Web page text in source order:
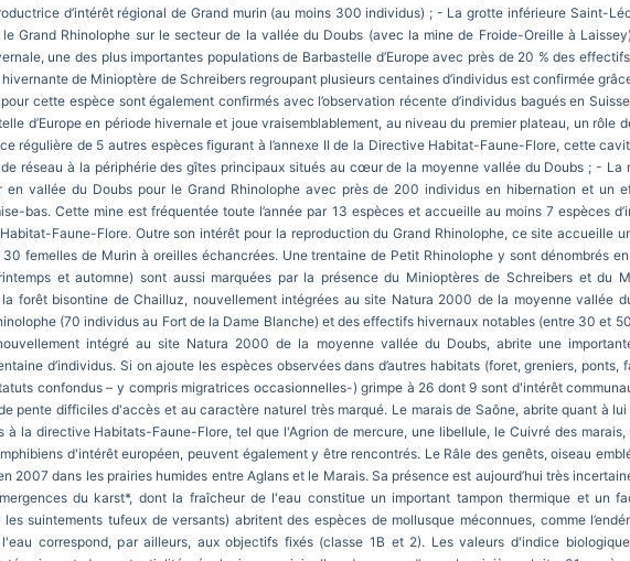
d’intérêt régional de Grand murin (au moins 300 individus) ; - La grotte inférieure Saint-
le Grand Rhinolophe sur le secteur de la vallée du Doubs (avec la mine de Froide-Oreille à
une des plus importantes populations de Barbastelle d’Europe avec près de 20 % des
hivernante de Minioptère de Schreibers regroupant plusieurs centaines d’individus est confirmée
cette espèce sont également confirmés avec l’observation récente d’individus bagués en
d’Europe en période hivernale et joue vraisemblablement, au niveau du premier plateau, un rôle
régulière de 5 autres espèces figurant à l’annexe II de la Directive Habitat-Faune-Flore, cette
de réseau à la périphérie des gîtes principaux situés au cœur de la moyenne vallée du Doubs ; - La
en vallée du Doubs pour le Grand Rhinolophe avec près de 200 individus en hibernation et un
bas. Cette mine est fréquentée toute l’année par 13 espèces et accueille au moins 7 espèces
Faune-Flore. Outre son intérêt pour la reproduction du Grand Rhinolophe, ce site accueille
femelles de Murin à oreilles échancrées. Une trentaine de Petit Rhinolophe y sont dénombrés
et automne) sont aussi marquées par la présence du Minioptères de Schreibers et du
forêt bisontine de Chailluz, nouvellement intégrées au site Natura 2000 de la moyenne vallée
(70 individus au Fort de la Dame Blanche) et des effectifs hivernaux notables (entre 30 et
intégré au site Natura 2000 de la moyenne vallée du Doubs, abrite une
d’individus. Si on ajoute les espèces observées dans d’autres habitats (foret, greniers, ponts,
confondus – y compris migratrices occasionnelles-) grimpe à 26 dont 9 sont d'intérêt
pente difficiles d'accès et au caractère naturel très marqué. Le marais de Saône, abrite quant à
à la directive Habitats-Faune-Flore, tel que l'Agrion de mercure, une libellule, le Cuivré des
d'intérêt européen, peuvent également y être rencontrés. Le Râle des genêts, oiseau
2007 dans les prairies humides entre Aglans et le Marais. Sa présence est aujourd’hui très
du karst*, dont la fraîcheur de l'eau constitue un important tampon thermique et un
suintements tufeux de versants) abritent des espèces de mollusque méconnues, comme
correspond, par ailleurs, aux objectifs fixés (classe 1B et 2). Les valeurs d'indice